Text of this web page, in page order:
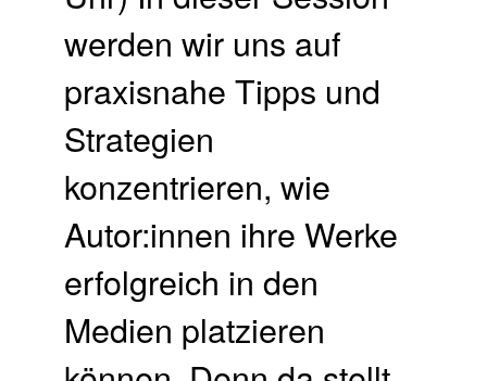
werden wir uns auf
praxisnahe Tipps und
Strategien
konzentrieren, wie
Autor:innen ihre Werke
erfolgreich in den
Medien platzieren